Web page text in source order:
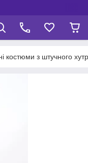
костюми з штучного